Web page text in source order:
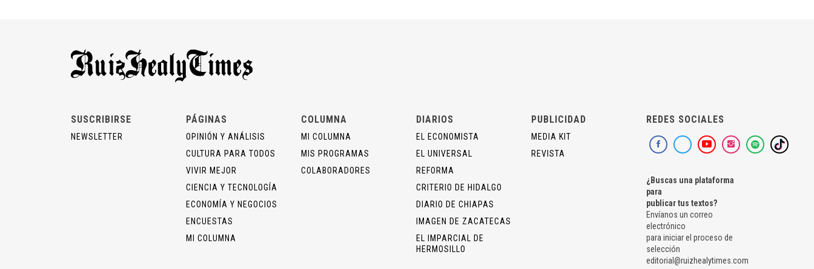
SUSCRIBIRSE
NEWSLETTER
PÁGINAS
OPINIÓN Y ANÁLISIS
CULTURA PARA TODOS
VIVIR MEJOR
CIENCIA Y TECNOLOGÍA
ECONOMÍA Y NEGOCIOS
ENCUESTAS
MI COLUMNA
COLUMNA
MI COLUMNA
MIS PROGRAMAS
COLABORADORES
DIARIOS
EL ECONOMISTA
EL UNIVERSAL
REFORMA
CRITERIO DE HIDALGO
DIARIO DE CHIAPAS
IMAGEN DE ZACATECAS
EL IMPARCIAL DE
HERMOSILLO
PUBLICIDAD
MEDIA KIT
REVISTA
REDES SOCIALES
¿Buscas una plataforma
para
publicar tus textos?
Envíanos un correo
electrónico
para iniciar el proceso de
selección
editorial@ruizhealytimes.com